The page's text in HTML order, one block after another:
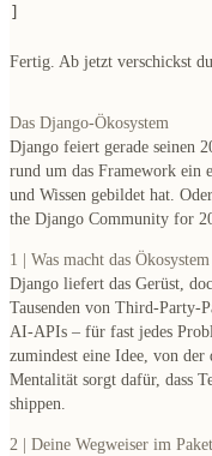
]
Fertig. Ab jetzt verschickst
Das Django-Ökosystem
Django feiert gerade seinen
rund um das Framework ein
und Wissen gebildet hat.
the Django Community for
1 | Was macht das
Django liefert das Gerüst,
Tausenden von Third-Party-
AI-APIs – für fast jedes
zumindest eine Idee, von
Mentalität sorgt dafür, dass
shippen.
2 | Deine Wegweiser im